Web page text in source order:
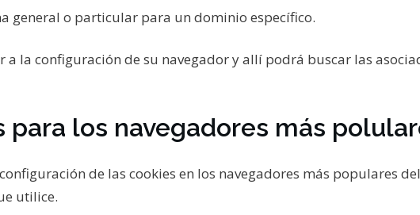
general o particular para un dominio específico.
la configuración de su navegador y allí podrá buscar las
los navegadores más
de las cookies en los navegadores más populares
utilice.